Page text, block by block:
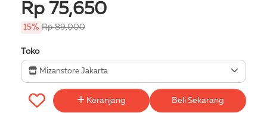
Rp 75,650
15% Rp 89,000
Toko
Mizanstore Jakarta
Keranjang Beli Sekarang